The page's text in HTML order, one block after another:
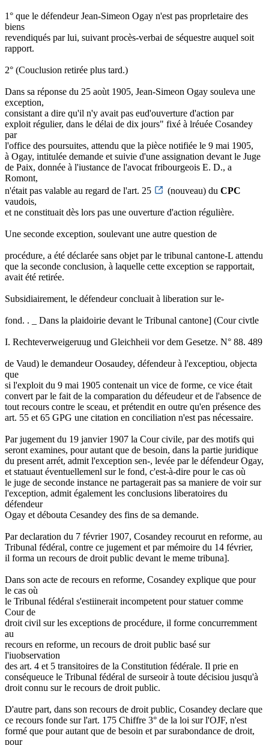
1° que le défendeur Jean-Simeon Ogay n'est pas proprletaire des
biens
revendiqués par lui, suivant procès-verbai de séquestre auquel soit
rapport.
2° (Couclusion retirée plus tard.)
Dans sa réponse du 25 aoùt 1905, Jean-Simeon Ogay souleva une
exception,
consistant a dire qu'il n'y avait pas eud'ouverture d'action par
exploit régulier, dans le délai de dix jours" fixé à lréuée Cosandey
par
l'office des poursuites, attendu que la pièce notifiée le 9 mai 1905,
à Ogay, intitulée demande et suivie d'une assignation devant le Juge
de Paix, donnée à l'iustance de l'avocat fribourgeois E. D., a
Romont,
n'était pas valable au regard de l'art. 25
(nouveau) du CPC
vaudois,
et ne constituait dès lors pas une ouverture d'action régulière.
Une seconde exception, soulevant une autre question de
procédure, a été déclarée sans objet par le tribunal cantone-L attendu
que la seconde conclusion, à laquelle cette exception se rapportait,
avait été retirée.
Subsidiairement, le défendeur concluait à liberation sur le-
fond. . _ Dans la plaidoirie devant le Tribunal cantone] (Cour civtle
I. Rechteverweigeruug und Gleichheii vor dem Gesetze. N° 88. 489
de Vaud) le demandeur Oosaudey, défendeur à l'exceptiou, objecta
que
si l'exploit du 9 mai 1905 contenait un vice de forme, ce vice était
convert par le fait de la comparation du défeudeur et de l'absence de
tout recours contre le sceau, et prétendit en outre qu'en présence des
art. 55 et 65 GPG une citation en conciliation n'est pas nécessaire.
Par jugement du 19 janvier 1907 la Cour civile, par des motifs qui
seront examines, pour autant que de besoin, dans la partie juridique
du present arrét, admit l'exception sen-, levée par le défendeur Ogay,
et statuaut éventuellemenl sur le fond, c'est-à-dire pour le cas où
le juge de seconde instance ne partagerait pas sa maniere de voir sur
l'exception, admit également les conclusions liberatoires du
défendeur
Ogay et débouta Cesandey des fins de sa demande.
Par declaration du 7 février 1907, Cosandey recourut en reforme, au
Tribunal fédéral, contre ce jugement et par mémoire du 14 février,
il forma un recours de droit public devant le meme tribuna].
Dans son acte de recours en reforme, Cosandey explique que pour
le cas où
le Tribunal fédéral s'estiinerait incompetent pour statuer comme
Cour de
droit civil sur les exceptions de procédure, il forme concurremment
au
recours en reforme, un recours de droit public basé sur
l'iuobservation
des art. 4 et 5 transitoires de la Constitution fédérale. Il prie en
conséqueuce le Tribunal fédéral de surseoir à toute décisiou jusqu'à
droit connu sur le recours de droit public.
D'autre part, dans son recours de droit public, Cosandey declare que
ce recours fonde sur l'art. 175 Chiffre 3° de la loi sur l'OJF, n'est
formé que pour autant que de besoin et par surabondance de droit,
pour